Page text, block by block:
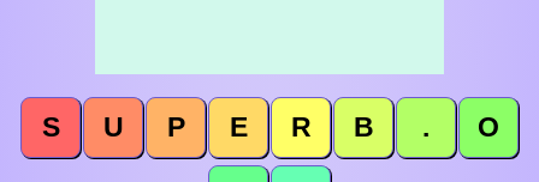
S U P E R B . O